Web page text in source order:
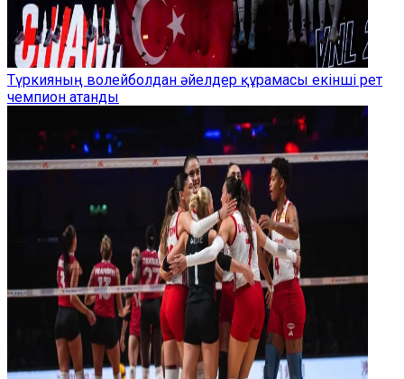
Түркияның волейболдан әйелдер құрамасы екінші рет
чемпион атанды